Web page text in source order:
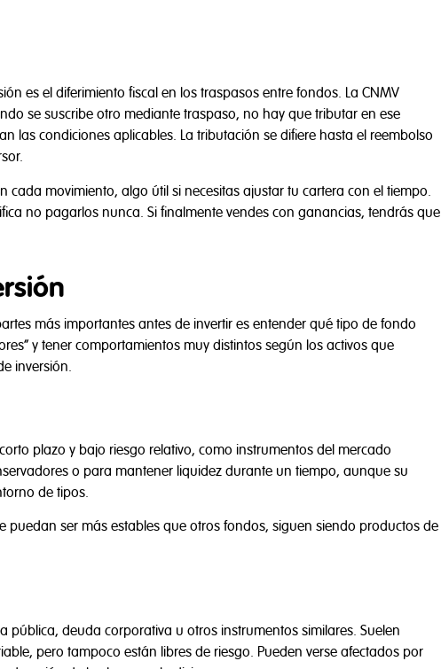
es el diferimiento fiscal en los traspasos entre fondos. La CNMV
se suscribe otro mediante traspaso, no hay que tributar en ese
las condiciones aplicables. La tributación se difiere hasta el reembolso
cada movimiento, algo útil si necesitas ajustar tu cartera con el tiempo.
no pagarlos nunca. Si finalmente vendes con ganancias, tendrás que
más importantes antes de invertir es entender qué tipo de fondo
y tener comportamientos muy distintos según los activos que
inversión.
plazo y bajo riesgo relativo, como instrumentos del mercado
o para mantener liquidez durante un tiempo, aunque su
de tipos.
ser más estables que otros fondos, siguen siendo productos de
pública, deuda corporativa u otros instrumentos similares. Suelen
pero tampoco están libres de riesgo. Pueden verse afectados por